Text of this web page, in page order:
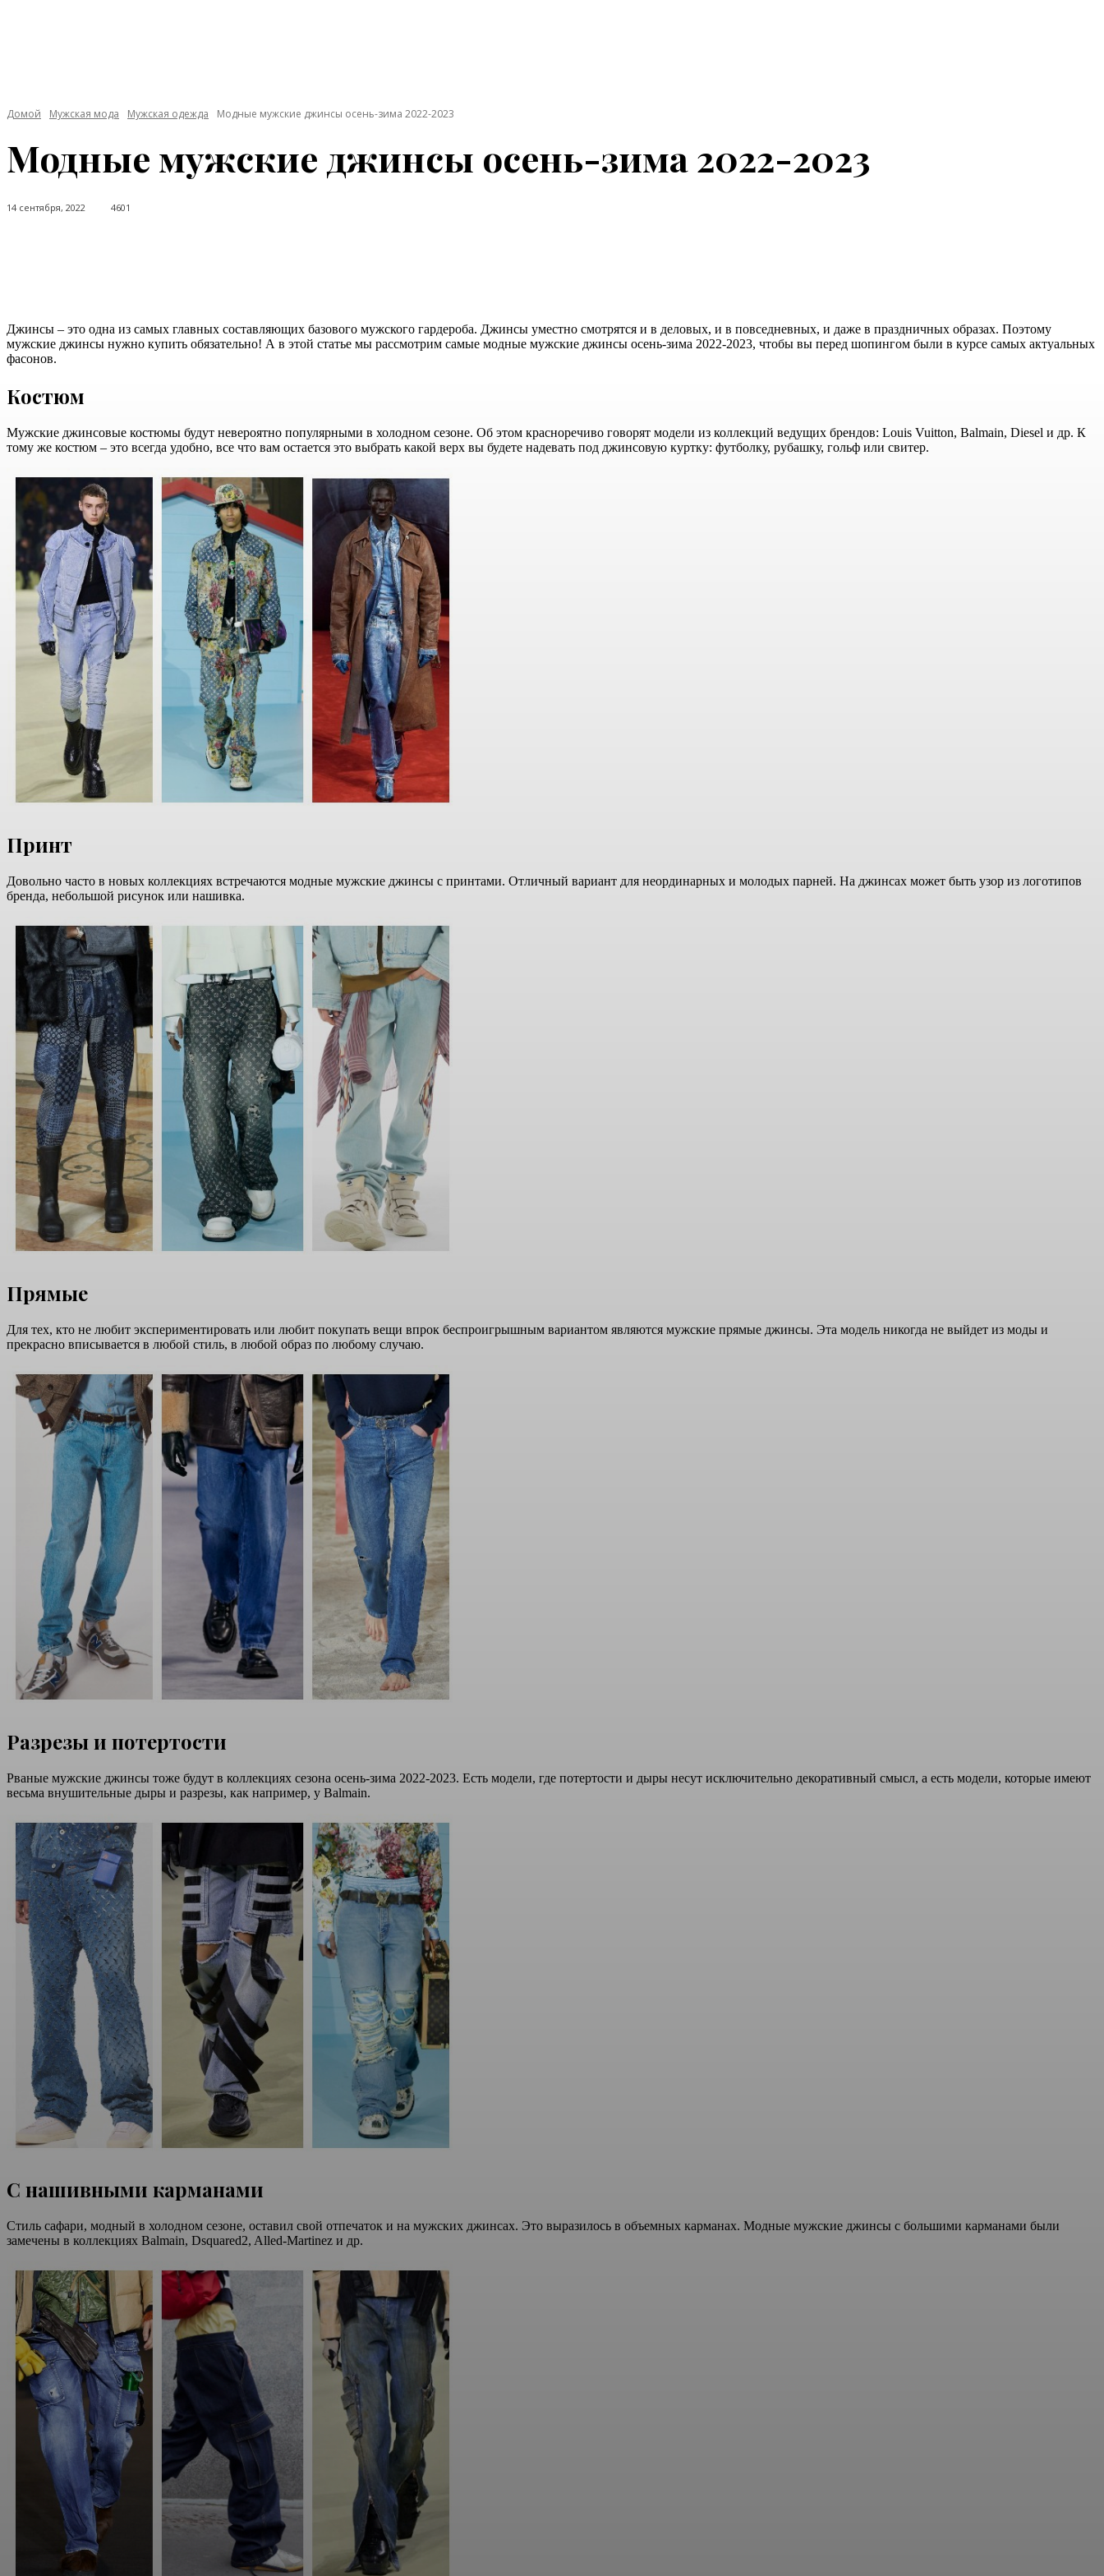
Домой Мужская мода Мужская одежда Модные мужские джинсы осень-зима 2022-2023
Модные мужские джинсы осень-зима 2022-2023
14 сентября, 2022 4601
Джинсы – это одна из самых главных составляющих базового мужского гардероба. Джинсы уместно смотрятся и в деловых, и в повседневных, и даже в праздничных образах. Поэтому
мужские джинсы нужно купить обязательно! А в этой статье мы рассмотрим самые модные мужские джинсы осень-зима 2022-2023, чтобы вы перед шопингом были в курсе самых актуальных
фасонов.
Костюм
Мужские джинсовые костюмы будут невероятно популярными в холодном сезоне. Об этом красноречиво говорят модели из коллекций ведущих брендов: Louis Vuitton, Balmain, Diesel и др. К
тому же костюм – это всегда удобно, все что вам остается это выбрать какой верх вы будете надевать под джинсовую куртку: футболку, рубашку, гольф или свитер.
Принт
Довольно часто в новых коллекциях встречаются модные мужские джинсы с принтами. Отличный вариант для неординарных и молодых парней. На джинсах может быть узор из логотипов
бренда, небольшой рисунок или нашивка.
Прямые
Для тех, кто не любит экспериментировать или любит покупать вещи впрок беспроигрышным вариантом являются мужские прямые джинсы. Эта модель никогда не выйдет из моды и
прекрасно вписывается в любой стиль, в любой образ по любому случаю.
Разрезы и потертости
Рваные мужские джинсы тоже будут в коллекциях сезона осень-зима 2022-2023. Есть модели, где потертости и дыры несут исключительно декоративный смысл, а есть модели, которые имеют
весьма внушительные дыры и разрезы, как например, у Balmain.
С нашивными карманами
Стиль сафари, модный в холодном сезоне, оставил свой отпечаток и на мужских джинсах. Это выразилось в объемных карманах. Модные мужские джинсы с большими карманами были
замечены в коллекциях Balmain, Dsquared2, Alled-Martinez и др.